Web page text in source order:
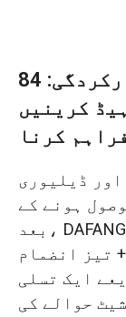
84 دن کی مکمل سائیکل کی کارکردگی:
6 اوور ہیڈ کرینیں
فراہم کرنا
ڈیلیوری
ہونے کے
بعد، DAFANG CRANE نے "موثر پیداوار (50
پار رفتار (14 دن) + تیز انضمام
ایک تسلی